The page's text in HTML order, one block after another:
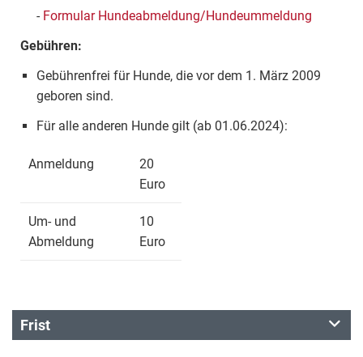
- Formular Hundeabmeldung/Hundeummeldung
Gebühren:
Gebührenfrei für Hunde, die vor dem 1. März 2009
geboren sind.
Für alle anderen Hunde gilt (ab 01.06.2024):
Anmeldung
20
Euro
Um- und
Abmeldung
10
Euro
Frist